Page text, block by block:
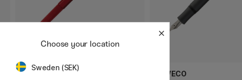
ROTRING KAWECO
Choose your location
Sweden (SEK)